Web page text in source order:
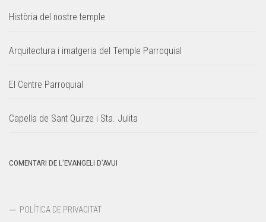
Història del nostre temple
Arquitectura i imatgeria del Temple Parroquial
El Centre Parroquial
Capella de Sant Quirze i Sta. Julita
COMENTARI DE L’EVANGELI D’AVUI
POLÍTICA DE PRIVACITAT